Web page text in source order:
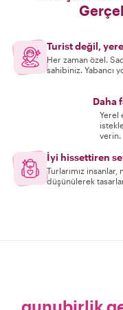
Turist değil,
Her zaman özel.
sahibiniz. Yabancı
Daha
Yerel
verin.
İyi hissettiren
Turlarımız
düşünülerek